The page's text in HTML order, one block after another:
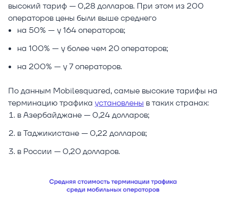
высокий тариф — 0,28 долларов. При этом из 200
операторов цены были выше среднего
на 50% — у 164 операторов;
на 100% — у более чем 20 операторов;
на 200% — у 7 операторов.
По данным Mobilesquared, самые высокие тарифы на
терминацию трафика установлены в таких странах:
в Азербайджане — 0,24 долларов;
в Таджикистане — 0,22 долларов;
в России — 0,20 долларов.